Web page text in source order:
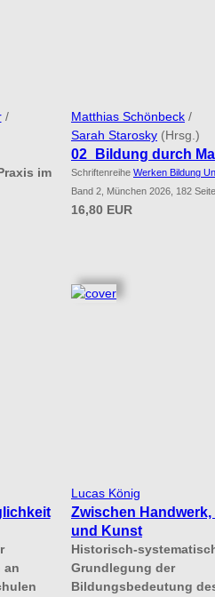
/
im
Matthias Schönbeck /
Sarah Starosky (Hrsg.)
02_Bildung durch
Schriftenreihe Werken Bildung
Band 2, München 2026, 182
16,80 EUR
an
Lucas König
Zwischen Handwerk,
und Kunst
Historisch-
Grundlegung der
Bildungsbedeutung